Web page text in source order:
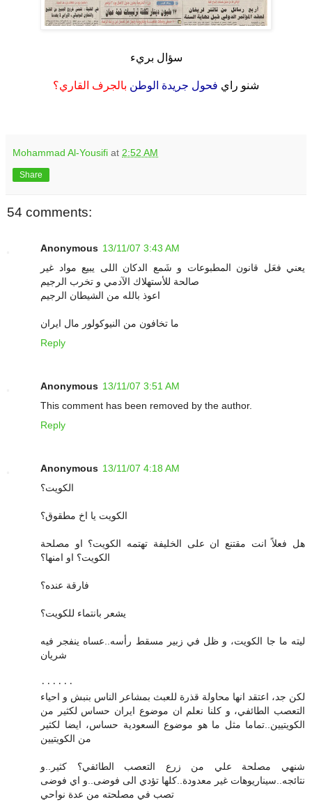
سؤال بريء
شنو راي فحول جريدة الوطن بالجرف القاري؟
Mohammad Al-Yousifi at 2:52 AM
Share
54 comments:
Anonymous 13/11/07 3:43 AM
يعني فعَل قانون المطبوعات و شَمع الدكان اللى يبيع مواد غير
صالحة للأستهلاك الآدمي و تخرب الرجيم
اعوذ بالله من الشيطان الرجيم
ما تخافون من النيوكولور مال ايران
Reply
Anonymous 13/11/07 3:51 AM
This comment has been removed by the author.
Reply
Anonymous 13/11/07 4:18 AM
الكويت؟
الكويت يا اخ مطقوق؟
هل فعلاً انت مقتنع ان على الخليفة تهتمه الكويت؟ او مصلحة
الكويت؟ او امنها؟
فارقة عنده؟
يشعر بانتماء للكويت؟
ليته ما جا الكويت، و ظل في زبير مسقط رأسه..عساه ينفجر فيه
شريان
٠٠٠٠٠٠
لكن جد، اعتقد انها محاولة قذرة للعبث بمشاعر الناس بنبش و احياء
التعصب الطائفي، و كلنا نعلم ان موضوع ايران حساس لكثير من
الكويتيين..تماما مثل ما هو موضوع السعودية حساس، ايضا لكثير
من الكويتيين
شنهي مصلحة علي من زرع التعصب الطائفي؟ كثير..و
نتائجه..سيناريوهات غير معدودة..كلها تؤدي الى فوضى..و اي فوضى
تصب في مصلحته من عدة نواحي